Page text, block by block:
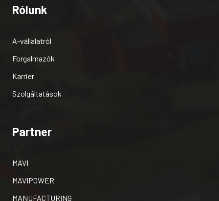
Rólunk
A-vállalatról
Forgalmazók
Karrier
Szolgáltatások
Partner
MAVI
MAVIPOWER
MANUFACTURING